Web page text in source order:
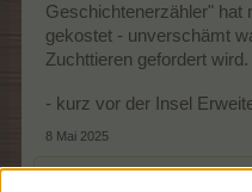
Geschichtenerzähler" hat
gekostet - unverschämt
Zuchttieren gefordert
- kurz vor der Insel
8 Mai 2025
isor1966,tulipa.tarda,gifftzwergund